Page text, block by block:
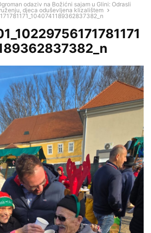
odaziv na Božićni sajam u Glini: Odrasli
djeca oduševljena klizalištem